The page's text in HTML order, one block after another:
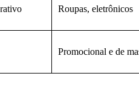
Roupas, eletrônicos
Promocional e de